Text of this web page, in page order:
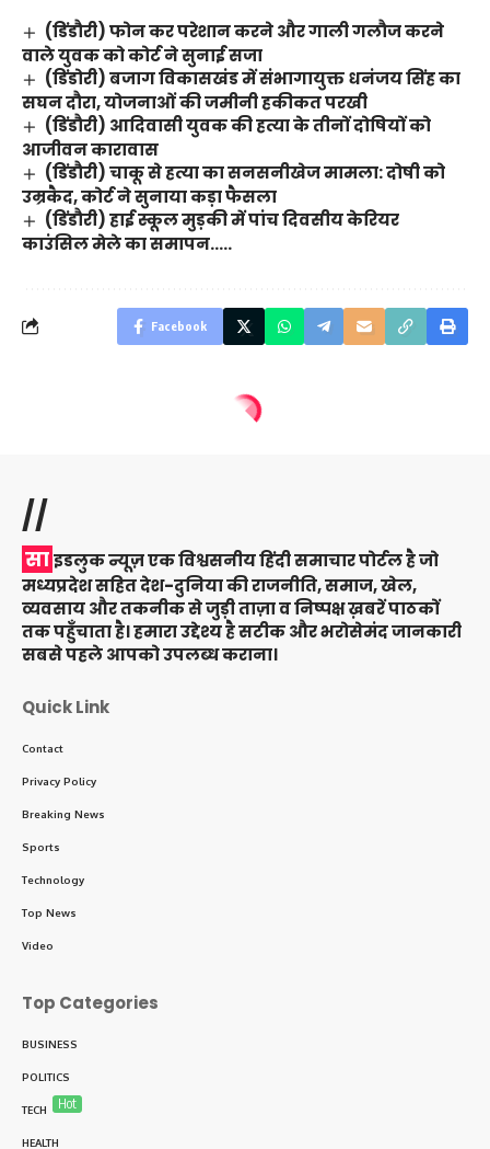
(डिंडौरी) फोन कर परेशान करने और गाली गलौज करने
वाले युवक को कोर्ट ने सुनाई सजा
(डिंडोरी) बजाग विकासखंड में संभागायुक्त धनंजय सिंह का
सघन दौरा, योजनाओं की जमीनी हकीकत परखी
(डिंडौरी) आदिवासी युवक की हत्या के तीनों दोषियों को
आजीवन कारावास
(डिंडौरी) चाकू से हत्या का सनसनीखेज मामला: दोषी को
उम्रकैद, कोर्ट ने सुनाया कड़ा फैसला
(डिंडौरी) हाई स्कूल मुड़की में पांच दिवसीय केरियर
काउंसिल मेले का समापन…..
Facebook
//
साइडलुक न्यूज़ एक विश्वसनीय हिंदी समाचार पोर्टल है जो
मध्यप्रदेश सहित देश-दुनिया की राजनीति, समाज, खेल,
व्यवसाय और तकनीक से जुड़ी ताज़ा व निष्पक्ष ख़बरें पाठकों
तक पहुँचाता है। हमारा उद्देश्य है सटीक और भरोसेमंद जानकारी
सबसे पहले आपको उपलब्ध कराना।
Quick Link
Contact
Privacy Policy
Breaking News
Sports
Technology
Top News
Video
Top Categories
BUSINESS
POLITICS
TECH Hot
HEALTH